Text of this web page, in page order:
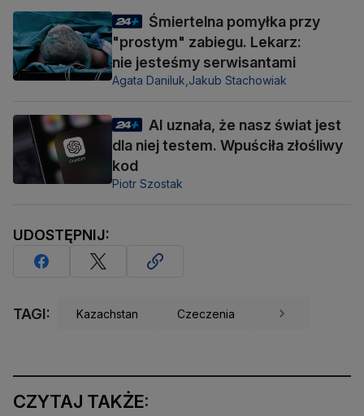
Śmiertelna pomyłka przy
"prostym" zabiegu. Lekarz:
nie jesteśmy serwisantami
Agata Daniluk, Jakub Stachowiak
AI uznała, że nasz świat jest
dla niej testem. Wpuściła złośliwy
kod
Piotr Szostak
UDOSTĘPNIJ:
TAGI: Kazachstan Czeczenia
CZYTAJ TAKŻE: